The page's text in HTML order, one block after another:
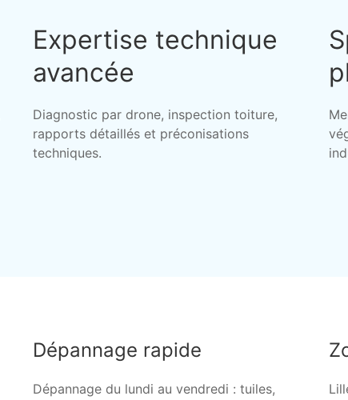
Expertise technique
avancée
Diagnostic par drone, inspection toiture,
rapports détaillés et préconisations
techniques.
Dépannage rapide
Dépannage du lundi au vendredi : tuiles,